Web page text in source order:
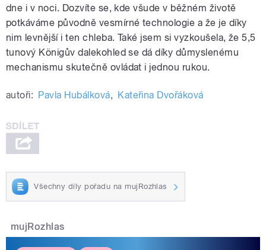
dne i v noci. Dozvíte se, kde všude v běžném životě
potkáváme původně vesmírné technologie a že je díky
nim levnější i ten chleba. Také jsem si vyzkoušela, že 5,5
tunový Königův dalekohled se dá díky důmyslenému
mechanismu skutečně ovládat i jednou rukou.
autoři: Pavla Hubálková, Kateřina Dvořáková
Všechny díly pořadu na mujRozhlas
mujRozhlas